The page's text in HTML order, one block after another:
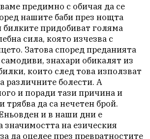
предимно с обичая да се
нашите баби през нощта
билките придобиват голяма
сила, която изчезва с
Затова според преданията
знахари обикалят из
които след това използват
различните болести. А
и поради тази причина и
трябва да са нечетен брой.
и в наши дни е
значимостта на езическия
да оцелее през превратностите